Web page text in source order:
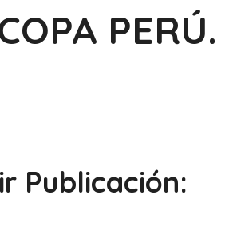
PERÚ.
Publicación: